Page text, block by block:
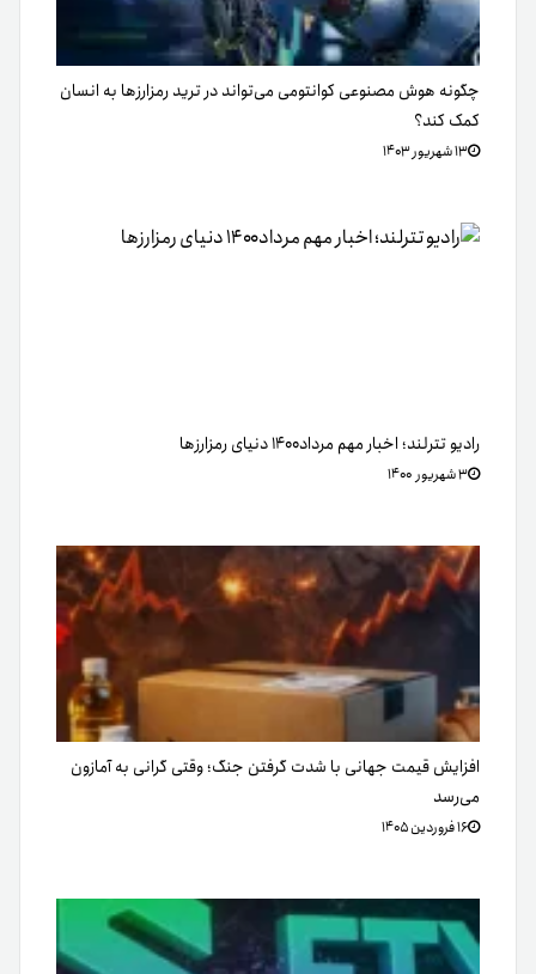
چگونه هوش مصنوعی کوانتومی می‌تواند در ترید رمزارزها به انسان
کمک کند؟
۱۳ شهریور ۱۴۰۳
رادیو تترلند؛ اخبار مهم مرداد۱۴۰۰ دنیای رمزارزها
۳ شهریور ۱۴۰۰
افزایش قیمت جهانی با شدت گرفتن جنگ؛ وقتی گرانی به آمازون
می‌رسد
۱۶ فروردین ۱۴۰۵